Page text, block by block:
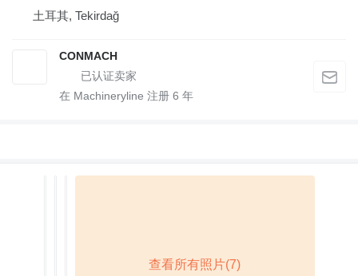
土耳其, Tekirdağ
CONMACH
在 Machineryline 注册 6 年